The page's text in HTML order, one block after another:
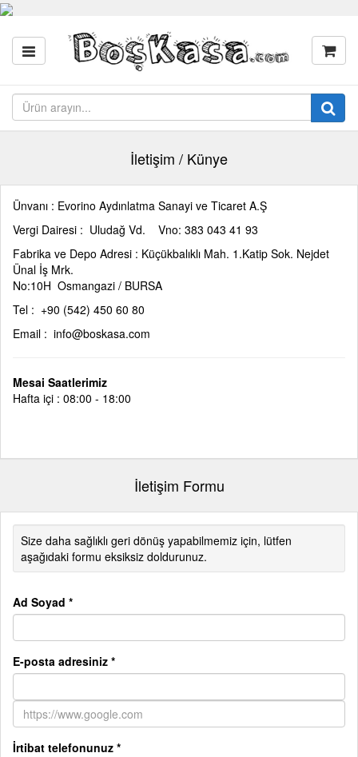
İletişim / Künye
Ünvanı : Evorino Aydınlatma Sanayi ve Ticaret A.Ş
Vergi Dairesi : Uludağ Vd. Vno: 383 043 41 93
Fabrika ve Depo Adresi : Küçükbalıklı Mah. 1.Katip Sok. Nejdet
Ünal İş Mrk.
No:10H Osmangazi / BURSA
Tel : +90 (542) 450 60 80
Email : info@boskasa.com
Mesai Saatlerimiz
Hafta içi : 08:00 - 18:00
İletişim Formu
Size daha sağlıklı geri dönüş yapabilmemiz için, lütfen
aşağıdaki formu eksiksiz doldurunuz.
Ad Soyad *
E-posta adresiniz *
İrtibat telefonunuz *